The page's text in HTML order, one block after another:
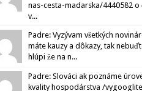
nas-cesta-madarska/4440582 o
v...
Padre: Vyzývam všetkých
máte kauzy a dôkazy, tak
hlúpi že na n...
Padre: Slováci ak poznáme
kvality hospodárstva /